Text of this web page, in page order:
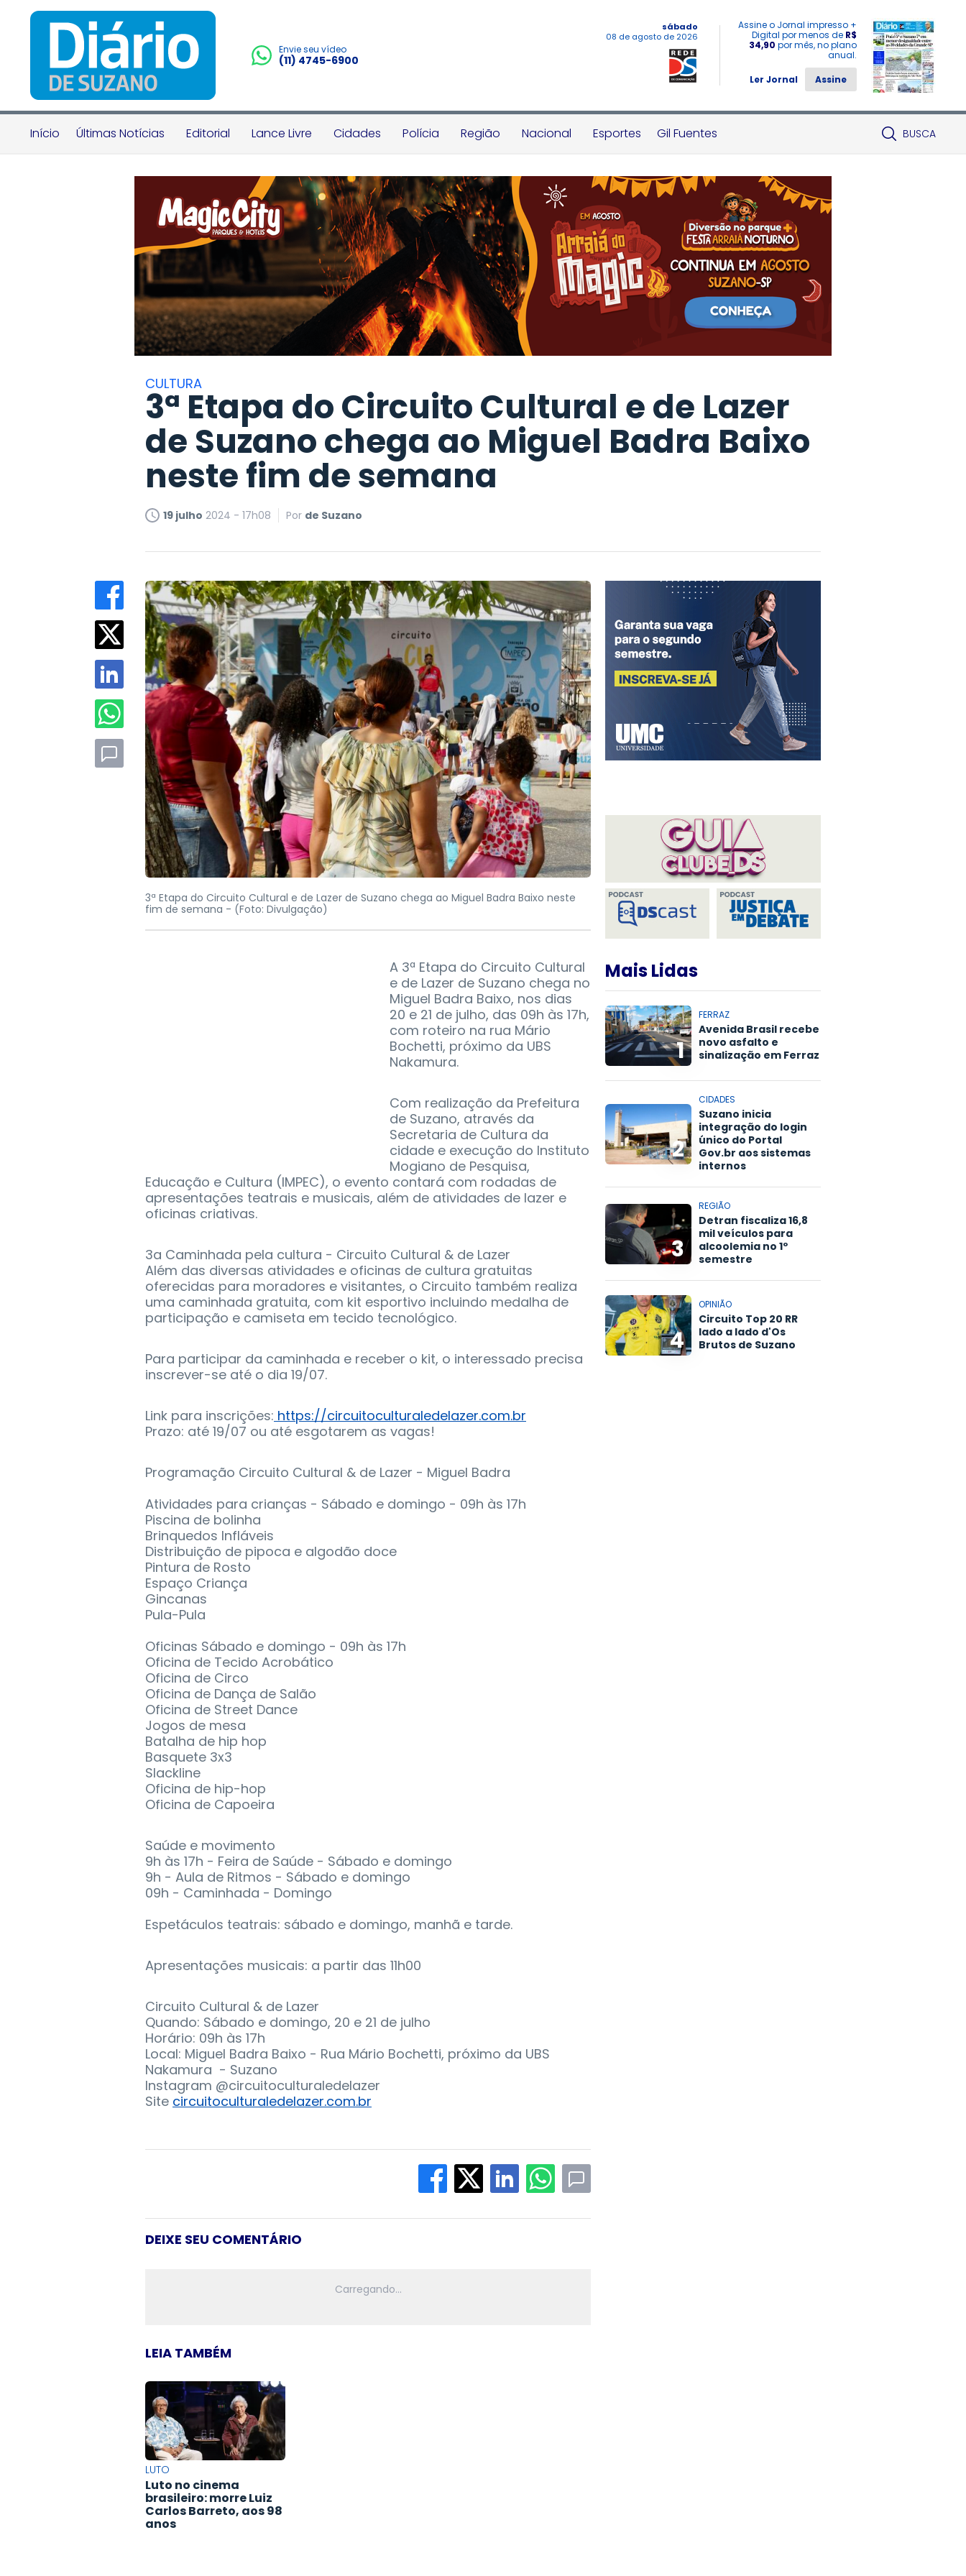
Envie seu vídeo
(11) 4745-6900
sábado
08 de agosto de 2026
Assine o Jornal impresso +
Digital por menos de R$
34,90 por mês, no plano
anual.
Ler Jornal
Assine
Início Últimas Notícias Editorial Lance Livre Cidades Polícia Região Nacional Esportes Gil Fuentes BUSCA
CULTURA
3ª Etapa do Circuito Cultural e de Lazer
de Suzano chega ao Miguel Badra Baixo
neste fim de semana
19 julho 2024 - 17h08 Por de Suzano
3ª Etapa do Circuito Cultural e de Lazer de Suzano chega ao Miguel Badra Baixo neste
fim de semana - (Foto: Divulgação)
A 3ª Etapa do Circuito Cultural
e de Lazer de Suzano chega no
Miguel Badra Baixo, nos dias
20 e 21 de julho, das 09h às 17h,
com roteiro na rua Mário
Bochetti, próximo da UBS
Nakamura.
Com realização da Prefeitura
de Suzano, através da
Secretaria de Cultura da
cidade e execução do Instituto
Mogiano de Pesquisa,
Educação e Cultura (IMPEC), o evento contará com rodadas de
apresentações teatrais e musicais, além de atividades de lazer e
oficinas criativas.
3a Caminhada pela cultura - Circuito Cultural & de Lazer
Além das diversas atividades e oficinas de cultura gratuitas
oferecidas para moradores e visitantes, o Circuito também realiza
uma caminhada gratuita, com kit esportivo incluindo medalha de
participação e camiseta em tecido tecnológico.
Para participar da caminhada e receber o kit, o interessado precisa
inscrever-se até o dia 19/07.
Link para inscrições: https://circuitoculturaledelazer.com.br
Prazo: até 19/07 ou até esgotarem as vagas!
Programação Circuito Cultural & de Lazer - Miguel Badra
Atividades para crianças - Sábado e domingo - 09h às 17h
Piscina de bolinha
Brinquedos Infláveis
Distribuição de pipoca e algodão doce
Pintura de Rosto
Espaço Criança
Gincanas
Pula-Pula
Oficinas Sábado e domingo - 09h às 17h
Oficina de Tecido Acrobático
Oficina de Circo
Oficina de Dança de Salão
Oficina de Street Dance
Jogos de mesa
Batalha de hip hop
Basquete 3x3
Slackline
Oficina de hip-hop
Oficina de Capoeira
Saúde e movimento
9h às 17h - Feira de Saúde - Sábado e domingo
9h - Aula de Ritmos - Sábado e domingo
09h - Caminhada - Domingo
Espetáculos teatrais: sábado e domingo, manhã e tarde.
Apresentações musicais: a partir das 11h00
Circuito Cultural & de Lazer
Quando: Sábado e domingo, 20 e 21 de julho
Horário: 09h às 17h
Local: Miguel Badra Baixo - Rua Mário Bochetti, próximo da UBS
Nakamura - Suzano
Instagram @circuitoculturaledelazer
Site circuitoculturaledelazer.com.br
DEIXE SEU COMENTÁRIO
LEIA TAMBÉM
LUTO
Luto no cinema
brasileiro: morre Luiz
Carlos Barreto, aos 98
anos
Mais Lidas
1
FERRAZ
Avenida Brasil recebe
novo asfalto e
sinalização em Ferraz
2
CIDADES
Suzano inicia
integração do login
único do Portal
Gov.br aos sistemas
internos
3
REGIÃO
Detran fiscaliza 16,8
mil veículos para
alcoolemia no 1º
semestre
4
OPINIÃO
Circuito Top 20 RR
lado a lado d'Os
Brutos de Suzano